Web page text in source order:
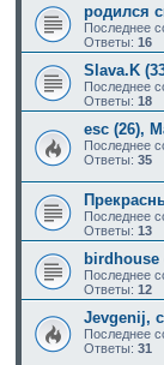
родился
Последнее
Ответы:16
Slava.K
Последнее
Ответы:18
esc (26),
Последнее
Ответы:35
Последнее
Ответы:13
Последнее
Ответы:12
Jevgenij,
Последнее
Ответы:31